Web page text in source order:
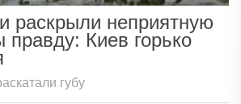
раскрыли неприятную
правду: Киев горько
губу